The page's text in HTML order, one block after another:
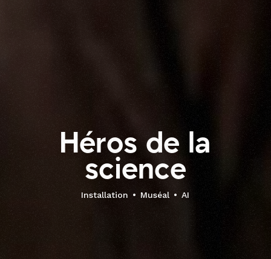
Héros de la
science
Installation Muséal AI